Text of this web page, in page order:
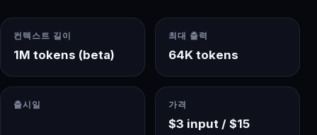
컨텍스트 길이
1M tokens (beta)
최대 출력
64K tokens
출시일 가격
$3 input / $15